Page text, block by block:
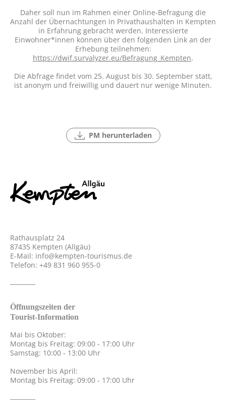
Daher soll nun im Rahmen einer Online-Befragung die
Anzahl der Übernachtungen in Privathaushalten in Kempten
in Erfahrung gebracht werden. Interessierte
Einwohner*innen können über den folgenden Link an der
Erhebung teilnehmen:
https://dwif.survalyzer.eu/Befragung_Kempten.
Die Abfrage findet vom 25. August bis 30. September statt,
ist anonym und freiwillig und dauert nur wenige Minuten.
PM herunterladen
Rathausplatz 24
87435 Kempten (Allgäu)
E-Mail: info@kempten-tourismus.de
Telefon: +49 831 960 955-0
Öffnungszeiten der
Tourist-Information
Mai bis Oktober:
Montag bis Freitag: 09:00 - 17:00 Uhr
Samstag: 10:00 - 13:00 Uhr
November bis April:
Montag bis Freitag: 09:00 - 17:00 Uhr